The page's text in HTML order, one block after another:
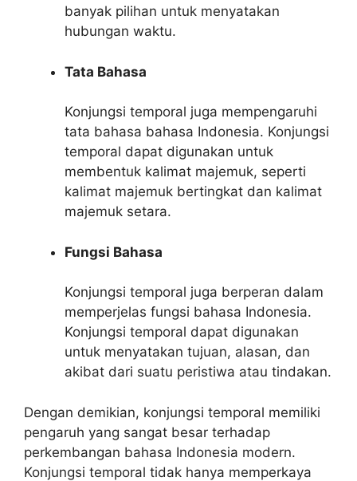
banyak pilihan untuk menyatakan
hubungan waktu.
Tata Bahasa
Konjungsi temporal juga mempengaruhi
tata bahasa bahasa Indonesia. Konjungsi
temporal dapat digunakan untuk
membentuk kalimat majemuk, seperti
kalimat majemuk bertingkat dan kalimat
majemuk setara.
Fungsi Bahasa
Konjungsi temporal juga berperan dalam
memperjelas fungsi bahasa Indonesia.
Konjungsi temporal dapat digunakan
untuk menyatakan tujuan, alasan, dan
akibat dari suatu peristiwa atau tindakan.
Dengan demikian, konjungsi temporal memiliki
pengaruh yang sangat besar terhadap
perkembangan bahasa Indonesia modern.
Konjungsi temporal tidak hanya memperkaya